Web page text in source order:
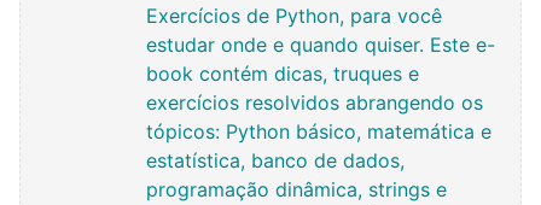
Exercícios de Python, para você
estudar onde e quando quiser. Este e-
book contém dicas, truques e
exercícios resolvidos abrangendo os
tópicos: Python básico, matemática e
estatística, banco de dados,
programação dinâmica, strings e